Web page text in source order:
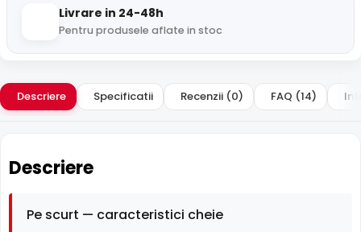
Livrare in 24-48h
Pentru produsele aflate in stoc
Descriere Specificatii Recenzii (0) FAQ (14)
Descriere
Pe scurt — caracteristici cheie